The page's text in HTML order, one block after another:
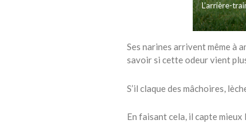
L’arrière-
Ses narines arrivent même à
savoir si cette odeur vient
S’il claque des mâchoires,
En faisant cela, il capte